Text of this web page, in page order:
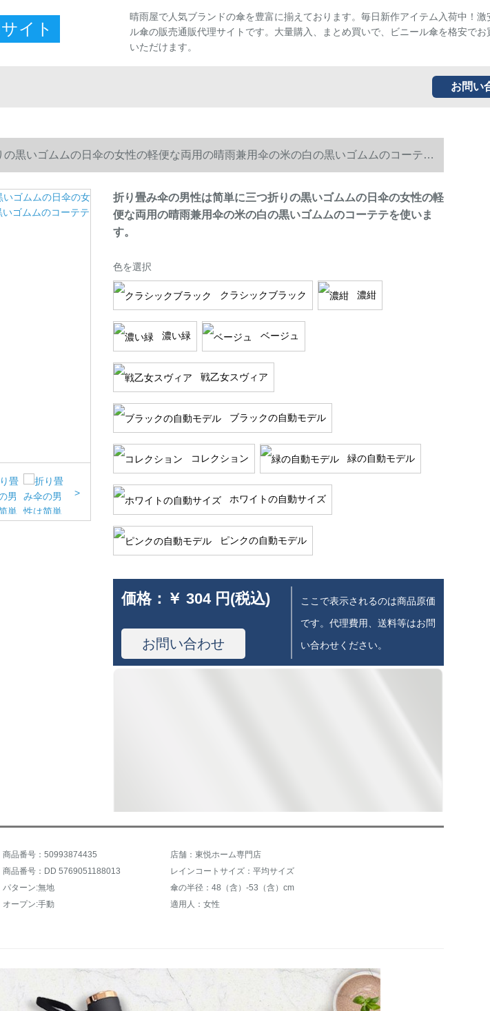
イト
晴雨屋で人気ブランドの傘を豊富に揃えております。毎日新作アイテム入荷中！激
ル傘の販売通販代理サイトです。大量購入、まとめ買いで、ビニール傘を格安でお
いただけます。
お問い
黒いゴムムの日伞の女性の軽便な両用の晴雨兼用伞の米の白の黒いゴムムのコーテテ
>
折り畳み伞の男性は简単に三つ折りの黒いゴムムの日伞の女性の軽
便な両用の晴雨兼用伞の米の白の黒いゴムムのコーテテを使いま
す。
色を選択
クラシックブラック 濃紺
濃い緑 ベージュ
戦乙女スヴィア
ブラックの自動モデル
コレクション 緑の自動モデル
ホワイトの自動サイズ
ピンクの自動モデル
価格： ￥ 304 円(税込)
お問い合わせ
ここで表示されるのは商品原価
です。代理費用、送料等はお問
い合わせください。
商品番号：50993874435
店舗：東悦ホーム専門店
商品番号：DD 5769051188013
レインコートサイズ：平均サイズ
パターン:無地
傘の半径：48（含）-53（含）cm
オープン:手動
適用人：女性